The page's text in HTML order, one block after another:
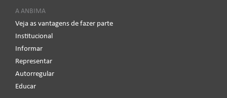
A ANBIMA
Veja as vantagens de fazer parte
Institucional
Informar
Representar
Autorregular
Educar